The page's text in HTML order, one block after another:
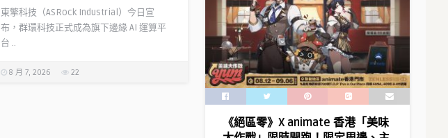
東擎科技（ASRock Industrial）今日宣
布，群環科技正式成為旗下邊緣 AI 運算平
台 ..
8 月 7, 2026 22
《絕區零》X animate 香港「美味